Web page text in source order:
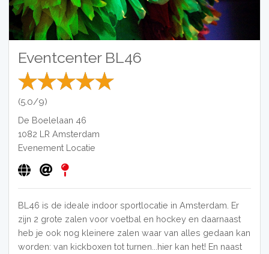
Eventcenter BL46
(5.0/9)
De Boelelaan 46
1082 LR Amsterdam
Evenement Locatie
BL46 is de ideale indoor sportlocatie in Amsterdam. Er
zijn 2 grote zalen voor voetbal en hockey en daarnaast
heb je ook nog kleinere zalen waar van alles gedaan kan
worden: van kickboxen tot turnen...hier kan het! En naast